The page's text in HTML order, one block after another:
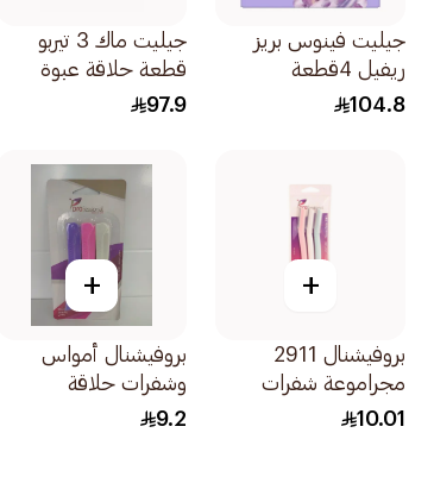
جيليت فينوس بريز
ريفيل 4قطعة
104.8
جيليت ماك 3 تيربو
قطعة حلاقة عبوة
4قطعة
97.9
+
بروفيشنال 2911
مجراموعة شفرات
حلاقة نسائية 3قطع
10.01
+
بروفيشنال أمواس
وشفرات حلاقة
نسائيةملونة ومتنوعة
9.2